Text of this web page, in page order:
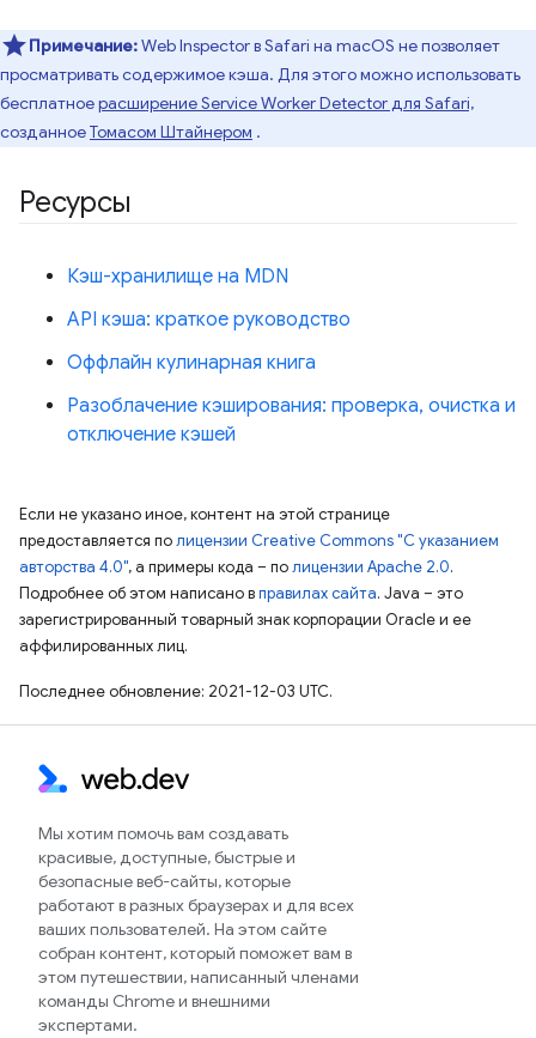
Примечание:Web Inspector в Safari на macOS не позволяет
просматривать содержимое кэша. Для этого можно использовать
бесплатноерасширение Service Worker Detector для Safari,
созданноеТомасом Штайнером .
Ресурсы
Кэш-хранилище на MDN
API кэша: краткое руководство
Оффлайн кулинарная книга
Разоблачение кэширования: проверка, очистка и
отключение кэшей
Если не указано иное, контент на этой странице
предоставляется полицензии Creative Commons "С указанием
авторства 4.0", а примеры кода – полицензии Apache 2.0.
Подробнее об этом написано вправилах сайта. Java – это
зарегистрированный товарный знак корпорации Oracle и ее
аффилированных лиц.
Последнее обновление: 2021-12-03 UTC.
Мы хотим помочь вам создавать
красивые, доступные, быстрые и
безопасные веб-сайты, которые
работают в разных браузерах и для всех
ваших пользователей. На этом сайте
собран контент, который поможет вам в
этом путешествии, написанный членами
команды Chrome и внешними
экспертами.